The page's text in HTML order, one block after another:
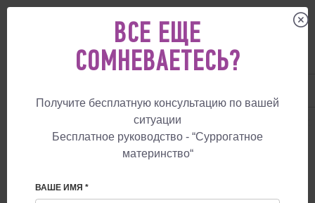
СУРРОГАТНОЕ МАТЕРИНСТВО БЛОГ
КАК ОЦЕНИТЬ УСПЕХ АГЕНТСТВА ПО
СУРРОГАТНОМУ МАТЕРИНСТВУ
ВСЕ ЕЩЕ
СОМНЕВАЕТЕСЬ?
Получите бесплатную консультацию по вашей
ситуации
Бесплатное руководство - “Суррогатное
материнство“
ВАШЕ ИМЯ *